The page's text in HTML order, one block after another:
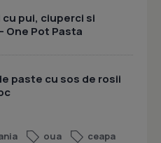
cu pui, ciuperci si
One Pot Pasta
paste cu sos de rosii
oua
ceapa